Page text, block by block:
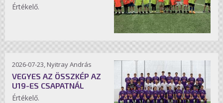
Értékelő.
2026-07-23, Nyitray András
VEGYES AZ ÖSSZKÉP AZ
U19-ES CSAPATNÁL
Értékelő.